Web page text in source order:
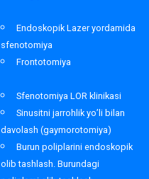
Endoskopik Lazer yordamida
sfenotomiya
Frontotomiya
Sfenotomiya LOR klinikasi
Sinusitni jarrohlik yo’li bilan
davolash (gaymorotomiya)
Burun poliplarini endoskopik
olib tashlash. Burundagi